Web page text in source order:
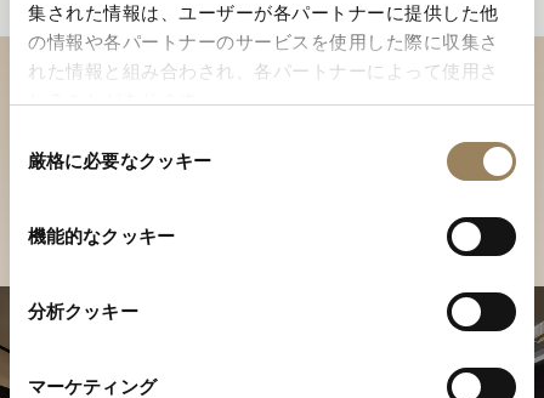
集された情報は、ユーザーが各パートナーに提供した他
の情報や各パートナーのサービスを使用した際に収集さ
れた情報と組み合わされ、各パートナーによって使用さ
れることがあります。
厳格に必要なクッキー
機能的なクッキー
分析クッキー
マーケティング
ブティックでコレクションを
ご覧ください